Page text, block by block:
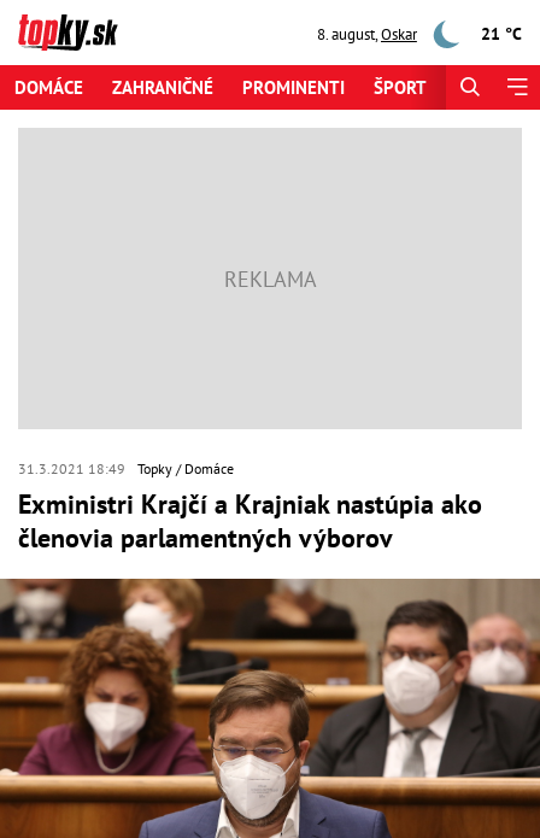
8. august,Oskar 21 °C
DOMÁCE ZAHRANIČNÉ PROMINENTI ŠPORT
31.3.2021 18:49 Topky Domáce
Exministri Krajčí a Krajniak nastúpia ako
členovia parlamentných výborov